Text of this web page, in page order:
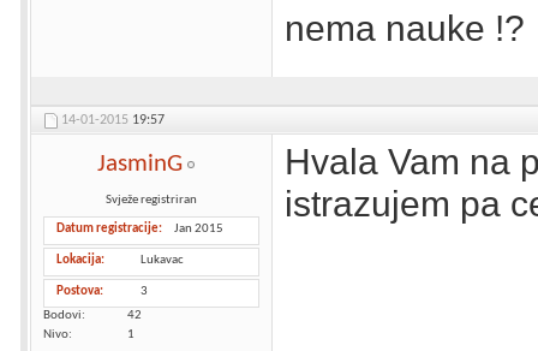
nema nauke !?
14-01-2015 19:57
JasminG
Svježe registriran
Datum registracije Jan 2015
Lokacija Lukavac
Postova
3
Bodovi
42
Nivo
1
Hvala Vam na
istrazujem pa